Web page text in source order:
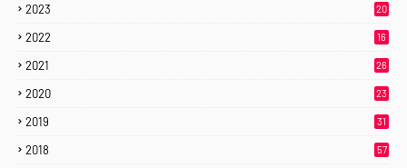
2023 20
2022 16
2021 26
2020 23
2019 31
2018 57